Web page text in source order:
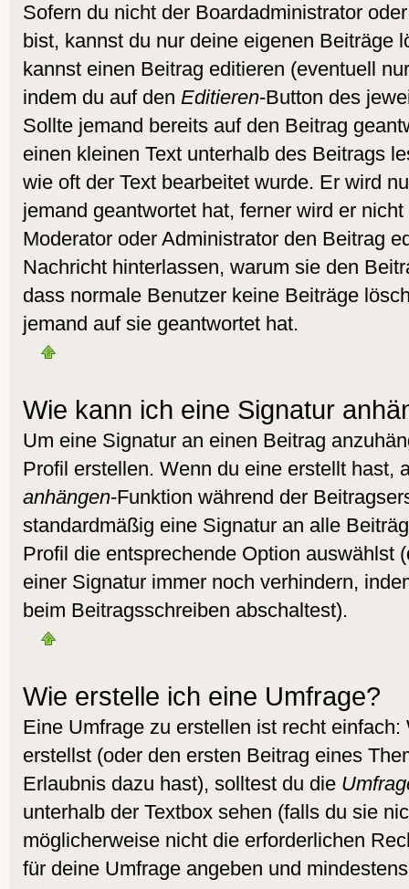
Sofern du nicht der Boardadministrator
bist, kannst du nur deine eigenen Beiträge
kannst einen Beitrag editieren (eventuell
indem du auf den Editieren-Button des
Sollte jemand bereits auf den Beitrag
einen kleinen Text unterhalb des Beitrags
wie oft der Text bearbeitet wurde. Er wird
jemand geantwortet hat, ferner wird er
Moderator oder Administrator den Beitrag
Nachricht hinterlassen, warum sie den
dass normale Benutzer keine Beiträge
jemand auf sie geantwortet hat.
Wie kann ich eine Signatur
Um eine Signatur an einen Beitrag
Profil erstellen. Wenn du eine erstellt hast,
anhängen-Funktion während der
standardmäßig eine Signatur an alle
Profil die entsprechende Option auswählst
einer Signatur immer noch verhindern,
beim Beitragsschreiben abschaltest).
Wie erstelle ich eine Umfrage?
Eine Umfrage zu erstellen ist recht
erstellst (oder den ersten Beitrag eines
Erlaubnis dazu hast), solltest du die
unterhalb der Textbox sehen (falls du sie
möglicherweise nicht die erforderlichen
für deine Umfrage angeben und